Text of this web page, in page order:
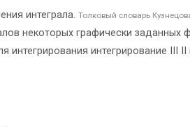
интеграла. Толковый словарь
некоторых графически заданных
интегрирование III